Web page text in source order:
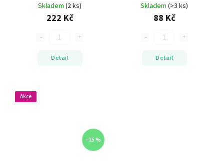
Skladem (2 ks)
222 Kč
Detail
Skladem (>3 ks)
88 Kč
Detail
Akce
–15 %